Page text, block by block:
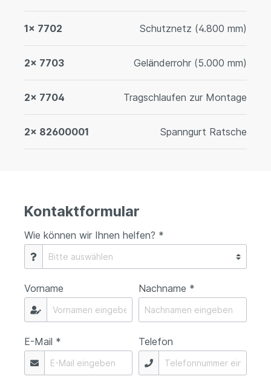
1x 7702 Schutznetz (4.800 mm)
2x 7703 Geländerrohr (5.000 mm)
2x 7704 Tragschlaufen zur Montage
2x 82600001 Spanngurt Ratsche
Kontaktformular
Wie können wir Ihnen helfen? *
Vorname Nachname *
E-Mail * Telefon